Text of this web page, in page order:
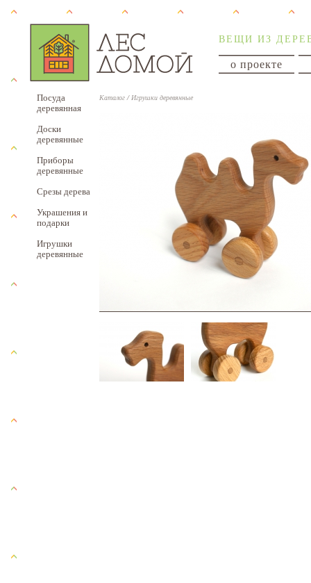
ВЕЩИ ИЗ
о проекте
Посуда
деревянная
Доски
деревянные
Приборы
деревянные
Срезы дерева
Украшения и
подарки
Игрушки
деревянные
Каталог / Игрушки деревянные